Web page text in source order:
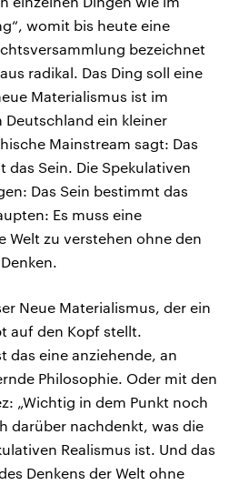
womit bis heute eine
bezeichnet
radikal. Das Ding soll eine
Materialismus ist im
ein kleiner
Mainstream sagt: Das
das Sein. Die Spekulativen
Das Sein bestimmt das
Es muss eine
Welt zu verstehen ohne den
Neue Materialismus, der ein
auf den Kopf stellt.
das eine anziehende, an
Philosophie. Oder mit den
„Wichtig in dem Punkt noch
darüber nachdenkt, was die
Realismus ist. Und das
Denkens der Welt ohne